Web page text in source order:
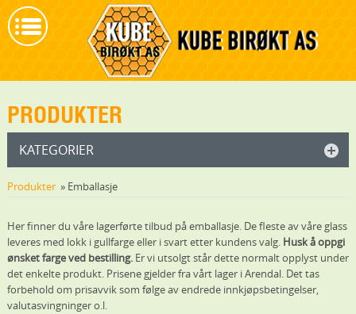
PRODUKTER
KATEGORIER
Produkter» Emballasje
Her finner du våre lagerførte tilbud på emballasje. De fleste av våre glass
leveres med lokk i gullfarge eller i svart etter kundens valg. Husk å oppgi
ønsket farge ved bestilling.Er vi utsolgt står dette normalt opplyst under
det enkelte produkt. Prisene gjelder fra vårt lager i Arendal. Det tas
forbehold om prisavvik som følge av endrede innkjøpsbetingelser,
valutasvingninger o.l.